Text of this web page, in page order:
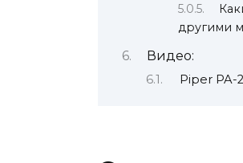
другими
Видео:
Piper PA-